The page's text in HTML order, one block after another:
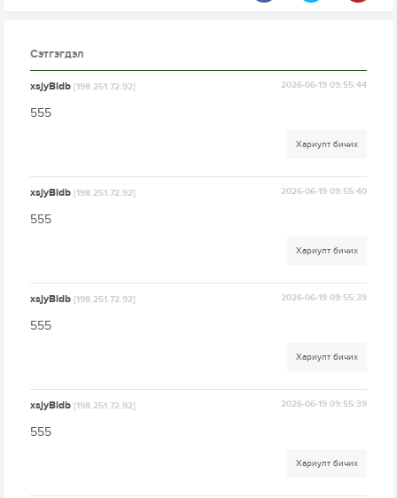
Сэтгэгдэл
xsjyBldb[198.251.72.92] 2026-06-19 09:55:44
555
Хариулт бичих
xsjyBldb[198.251.72.92] 2026-06-19 09:55:40
555
Хариулт бичих
xsjyBldb[198.251.72.92] 2026-06-19 09:55:39
555
Хариулт бичих
xsjyBldb[198.251.72.92] 2026-06-19 09:55:39
555
Хариулт бичих